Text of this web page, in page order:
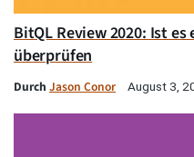
BitQL Review 2020: Ist
überprüfen
Durch Jason Conor August 3,